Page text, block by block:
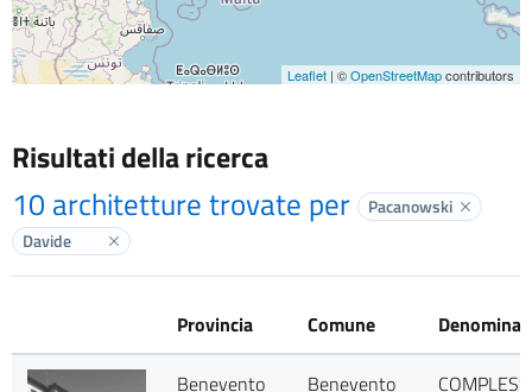
Leaflet | ©OpenStreetMapcontributors
Risultati della ricerca
10 architetture trovate per PacanowskiElimina
Davide Elimina label
Provincia Comune
Benevento Benevento